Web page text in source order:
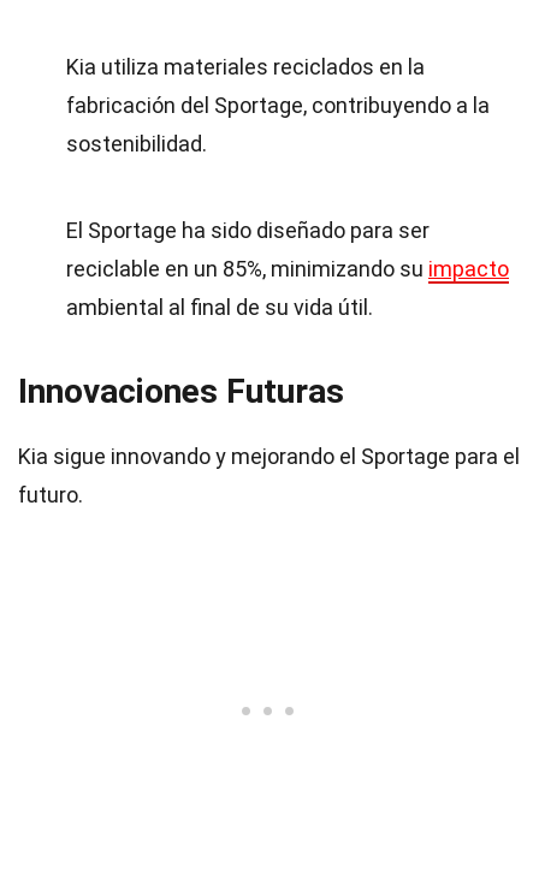
Kia utiliza materiales reciclados en la
fabricación del Sportage, contribuyendo a la
sostenibilidad.
El Sportage ha sido diseñado para ser
reciclable en un 85%, minimizando su impacto
ambiental al final de su vida útil.
Innovaciones Futuras
Kia sigue innovando y mejorando el Sportage para el
futuro.